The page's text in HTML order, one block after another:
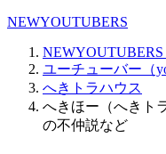
NEWYOUTUBERS
NEWYOUTUBERS
ユーチューバー（
へきトラハウス
へきほー（へきト
の不仲説など